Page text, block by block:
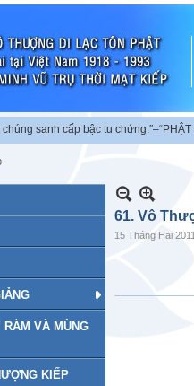
tu chứng.″–“PHẬT ra đời có thẩm
RẰM VÀ MÙNG
KIẾP
61. Vô
15 Tháng Hai 2011